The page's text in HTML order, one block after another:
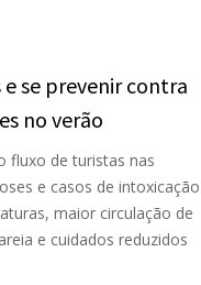
se prevenir contra
no verão
fluxo de turistas nas
e casos de intoxicação
maior circulação de
e cuidados reduzidos